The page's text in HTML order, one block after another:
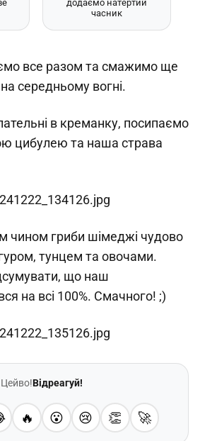
додаємо натертий
часник
все разом та смажимо ще
середньому вогні.
в креманку, посипаємо
цибулею та наша страва
чином гриби шімеджі чудово
тунцем та овочами.
що наш
на всі 100%. Смачного! ;)
Цейво!Відреагуй!
🔥 😮 😢 👏 🚀